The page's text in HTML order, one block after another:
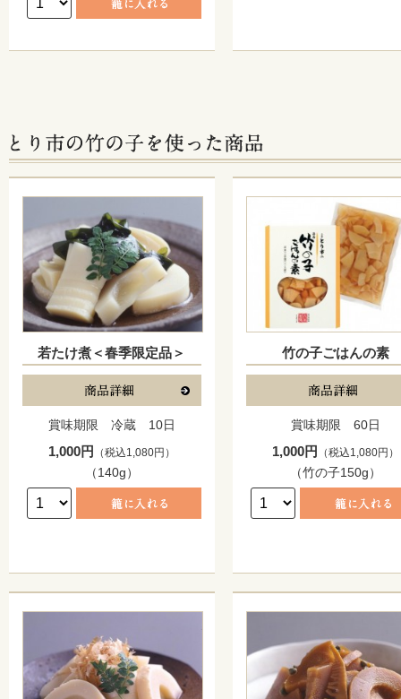
若たけ煮＜春季限定品＞
賞味期限 冷蔵 10日
1,000円 （税込1,080円）
（140g）
竹の子ごはんの素
賞味期限 60日
1,000円 （税込1,080円）
（竹の子150g）